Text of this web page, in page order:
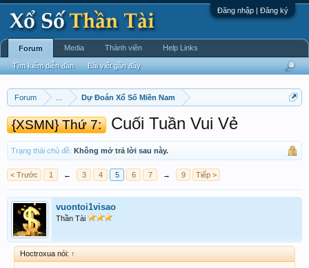
Đăng nhập | Đăng ký
Forum Dự Đoán Xổ Số Miền Nam
{XSMN} Thứ 7: Cuối Tuần Vui Vẻ
Trạng thái chủ đề: Không mở trả lời sau này.
< Trước 1 ← 3 4 5 6 7 → 9 Tiếp >
vuontoi1visao
Thần Tài
Hoctroxua nói: ↑
Forum
Tìm kiếm diễn đàn Bài viết gần đây
Media Thành viên Help Links